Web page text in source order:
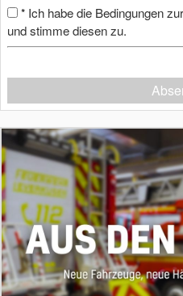
* Ich habe die Bedingungen
und stimme diesen zu.